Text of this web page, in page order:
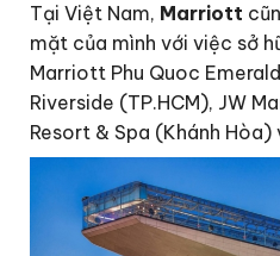
Tại Việt Nam, Marriott
mặt của mình với việc sở
Marriott Phu Quoc
Riverside (TP.HCM), JW
Resort & Spa (Khánh